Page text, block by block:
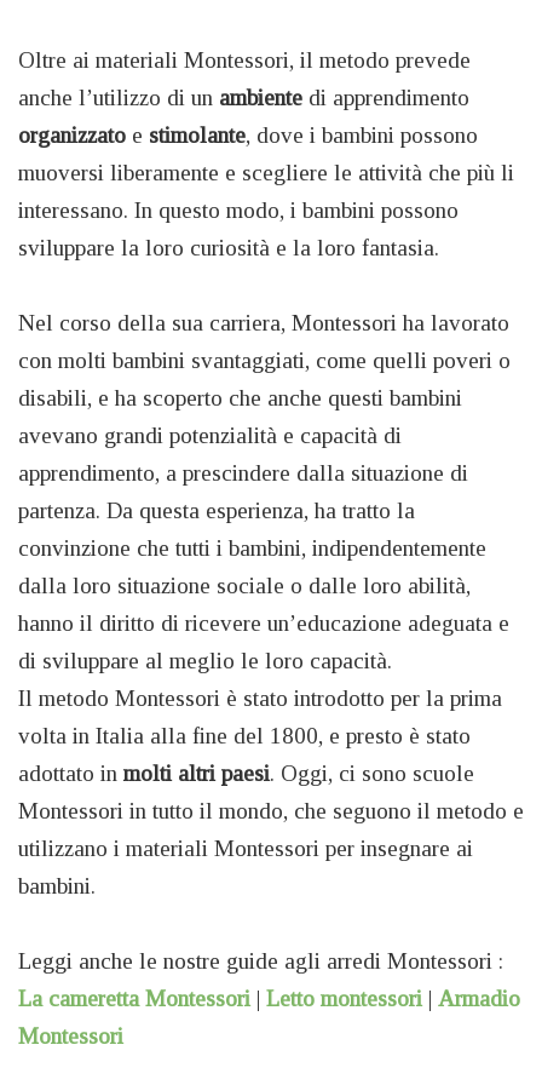
Oltre ai materiali Montessori, il metodo prevede
anche l’utilizzo di un ambiente di apprendimento
organizzato e stimolante, dove i bambini possono
muoversi liberamente e scegliere le attività che più li
interessano. In questo modo, i bambini possono
sviluppare la loro curiosità e la loro fantasia.
Nel corso della sua carriera, Montessori ha lavorato
con molti bambini svantaggiati, come quelli poveri o
disabili, e ha scoperto che anche questi bambini
avevano grandi potenzialità e capacità di
apprendimento, a prescindere dalla situazione di
partenza. Da questa esperienza, ha tratto la
convinzione che tutti i bambini, indipendentemente
dalla loro situazione sociale o dalle loro abilità,
hanno il diritto di ricevere un’educazione adeguata e
di sviluppare al meglio le loro capacità.
Il metodo Montessori è stato introdotto per la prima
volta in Italia alla fine del 1800, e presto è stato
adottato in molti altri paesi. Oggi, ci sono scuole
Montessori in tutto il mondo, che seguono il metodo e
utilizzano i materiali Montessori per insegnare ai
bambini.
Leggi anche le nostre guide agli arredi Montessori :
La cameretta Montessori | Letto montessori | Armadio
Montessori